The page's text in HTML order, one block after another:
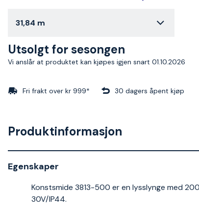
31,84 m
Utsolgt for sesongen
Vi anslår at produktet kan kjøpes igjen snart 01.10.2026
Fri frakt over kr 999* 30 dagers åpent kjøp
Produktinformasjon
Egenskaper
Konstsmide 3813-500 er en lysslynge med
30V/IP44.